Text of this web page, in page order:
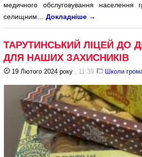
медичного обслуговування населення
селищним…Докладніше →
ТАРУТИНСЬКИЙ ЛІЦЕЙ ДО
ДЛЯ НАШИХ ЗАХИСНИКІВ
19 Лютого 2024 року , 11:39 | Школи